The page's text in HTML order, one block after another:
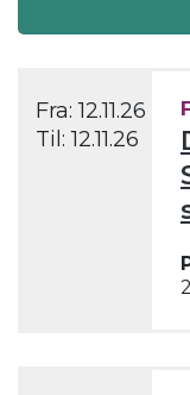
Fra:12.11.26
Til:12.11.26